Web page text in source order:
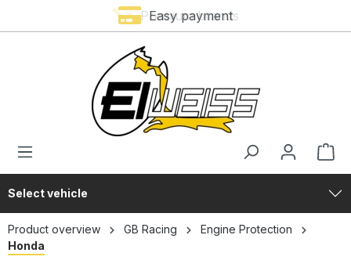
Premium brands
Easy payment
Select vehicle
Product overview GB Racing
Engine Protection
Honda